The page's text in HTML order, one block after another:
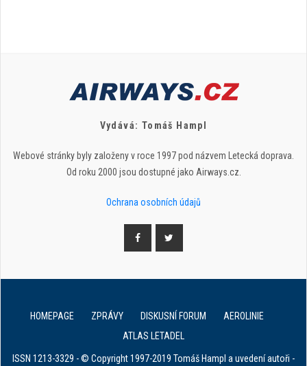
Vydává: Tomáš Hampl
Webové stránky byly založeny v roce 1997 pod názvem Letecká doprava.
Od roku 2000 jsou dostupné jako Airways.cz.
Ochrana osobních údajů
HOMEPAGE ZPRÁVY DISKUSNÍ FORUM
AEROLINIE
ATLAS LETADEL
ISSN 1213-3329 - © Copyright 1997-2019 Tomáš Hampl a uvedení autoři -